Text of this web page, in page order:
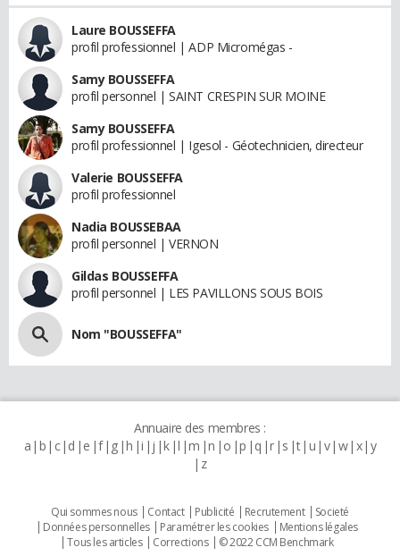
Laure BOUSSEFFA
profil professionnel | ADP Micromégas -
Samy BOUSSEFFA
profil personnel | SAINT CRESPIN SUR MOINE
Samy BOUSSEFFA
profil professionnel | Igesol - Géotechnicien, directeur
Valerie BOUSSEFFA
profil professionnel
Nadia BOUSSEBAA
profil personnel | VERNON
Gildas BOUSSEFFA
profil personnel | LES PAVILLONS SOUS BOIS
Nom "BOUSSEFFA"
Annuaire des membres :
a b c d e f g h i j k l m n o p q r s t u v w x y
z
Qui sommes nous Contact Publicité Recrutement
Societé
Données personnelles
Paramétrer les cookies
Mentions légales
Tous les articles
Corrections © 2022 CCM Benchmark